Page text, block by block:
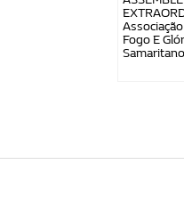
Fogo E
Samaritano